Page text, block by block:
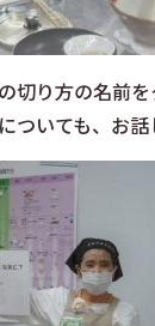
切り方の名前を
ついても、お話